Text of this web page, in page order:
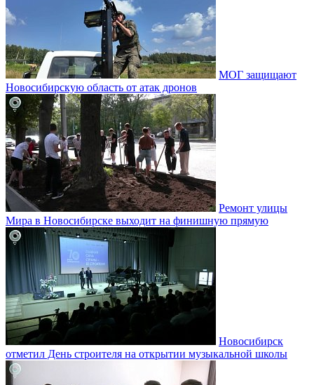
МОГ защищают
Новосибирскую область от атак дронов
Ремонт улицы
Мира в Новосибирске выходит на финишную прямую
Новосибирск
отметил День строителя на открытии музыкальной школы